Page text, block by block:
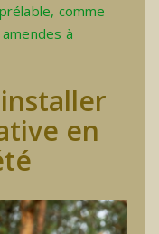
, comme
à
en